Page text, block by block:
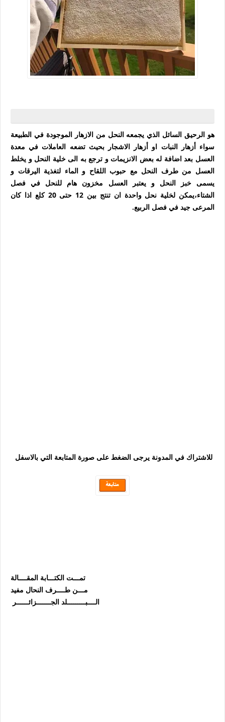
هو الرحيق السائل الذي يجمعه النحل من الازهار الموجودة في الطبيعة
سواء أزهار النبات او أزهار الاشجار بحيث تضعه العاملات في معدة
العسل بعد اضافة له بعض الانزيمات و ترجع به الى خلية النحل و يخلط
العسل من طرف النحل مع حبوب اللقاح و الماء لتغذية اليرقات و
يسمى خبز النحل و يعتبر العسل مخزون هام للنحل في فصل
الشتاء،
يمكن لخلية نحل واحدة ان تنتج بين 12 حتى 20 كلع اذا كان
المرعى جيد في فصل الربيع.
للاشتراك في المدونة يرجى الضغط على صورة المتابعة التي بالاسفل
تمـــت الكتـــابة المقــــالة
مـــن طــــرف النحال مفيد
الــــبـــــــــلد الجـــــــزائــــــر